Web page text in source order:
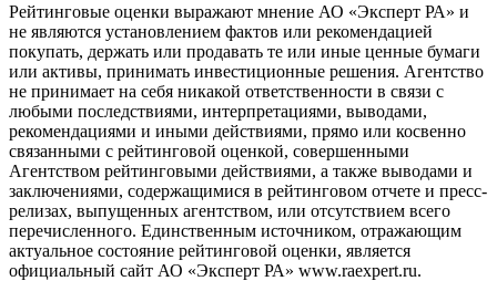
Рейтинговые оценки выражают мнение АО «Эксперт РА» и
не являются установлением фактов или рекомендацией
покупать, держать или продавать те или иные ценные бумаги
или активы, принимать инвестиционные решения. Агентство
не принимает на себя никакой ответственности в связи с
любыми последствиями, интерпретациями, выводами,
рекомендациями и иными действиями, прямо или косвенно
связанными с рейтинговой оценкой, совершенными
Агентством рейтинговыми действиями, а также выводами и
заключениями, содержащимися в рейтинговом отчете и пресс-
релизах, выпущенных агентством, или отсутствием всего
перечисленного. Единственным источником, отражающим
актуальное состояние рейтинговой оценки, является
официальный сайт АО «Эксперт РА» www.raexpert.ru.